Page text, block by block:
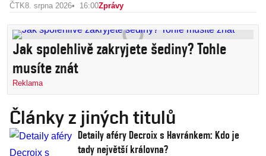
ČTK8. srpna 2026 16:00Zprávy
Jak spolehlivě zakryjete šediny? Tohle
musíte znát
Reklama
Články z jiných titulů
Detaily aféry Decroix s Havránkem: Kdo je
tady největší královna?